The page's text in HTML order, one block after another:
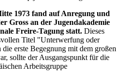
1973 fand auf Anregung und
Gross an der Jugendakademie
Freire-Tagung statt. Dieses
Titel "Unterwerfung oder
erste Begegnung mit dem großen
sollte der Ausgangspunkt für die
Arbeitsgruppe